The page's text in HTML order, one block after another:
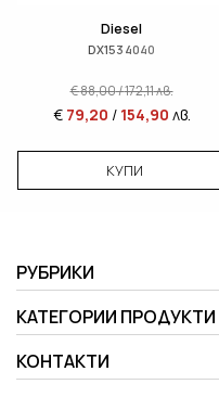
Diesel
DX1534040
€88,00/172,11лв.
€ 79,20 / 154,90 лв.
КУПИ
РУБРИКИ
КАТЕГОРИИ ПРОДУКТИ
КОНТАКТИ